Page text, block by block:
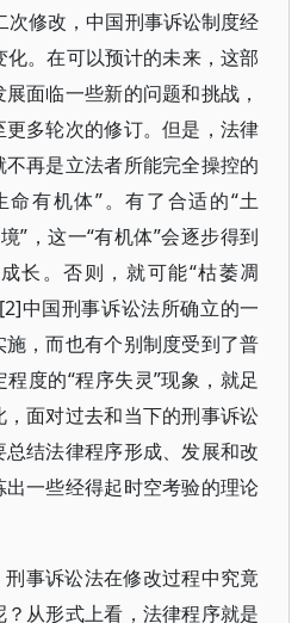
次修改，中国刑事诉讼制度经
。在可以预计的未来，这部
面临一些新的问题和挑战，
多轮次的修订。但是，法律
再是立法者所能完全操控的
命有机体”。有了合适的“土
”，这一“有机体”会逐步得到
长。否则，就可能“枯萎凋
中国刑事诉讼法所确立的一
，而也有个别制度受到了普
度的“程序失灵”现象，就足
面对过去和当下的刑事诉讼
结法律程序形成、发展和改
一些经得起时空考验的理论
事诉讼法在修改过程中究竟
从形式上看，法律程序就是